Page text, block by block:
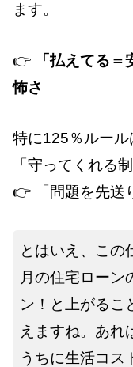
ます。
👉
「払えてる
怖さ
特に125％ルール
「守ってくれる
👉 「問題を先送
とはいえ、この
月の住宅ローン
ン！と上がるこ
えますね。あれ
うちに生活コス